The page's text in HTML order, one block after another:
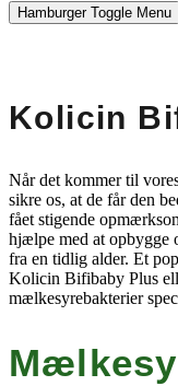
Hamburger Toggle Menu
Kolicin
Når det kommer til
sikre os, at de får den
fået stigende
hjælpe med at opbygge
fra en tidlig alder. Et
Kolicin Bifibaby Plus
mælkesyrebakterier